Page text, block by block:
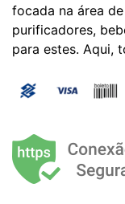
focada na área
purificadores,
para estes. Aqui,